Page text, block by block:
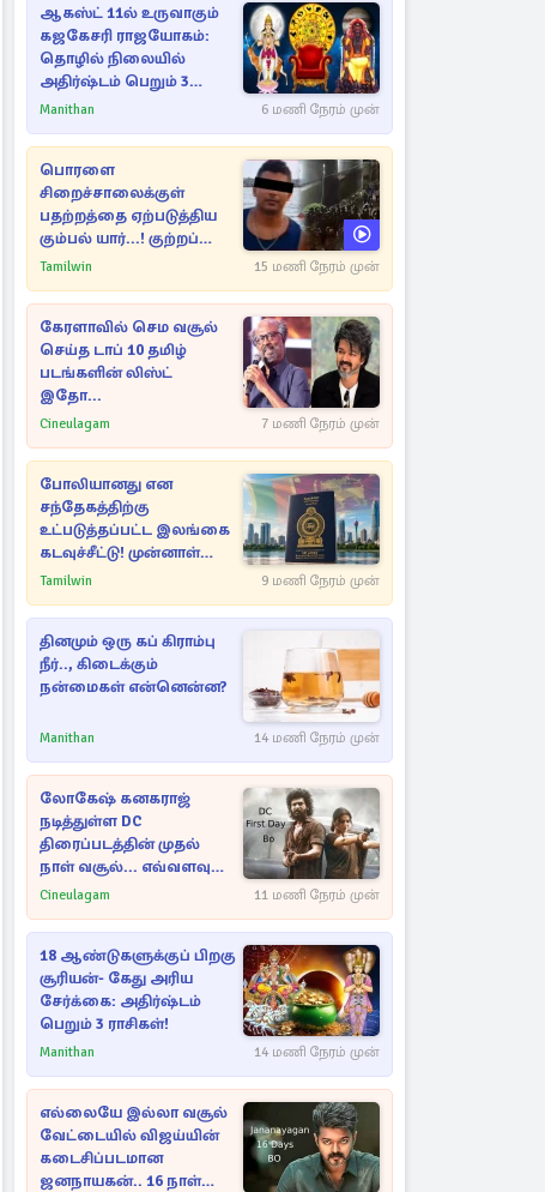
ஆகஸ்ட் 11ல் உருவாகும்
கஜகேசரி ராஜயோகம்:
தொழில் நிலையில்
அதிர்ஷ்டம் பெறும் 3
ராசிகள்!
Manithan 6 மணி நேரம் முன்
பொரளை
சிறைச்சாலைக்குள்
பதற்றத்தை ஏற்படுத்திய
கும்பல் யார்...! குற்றப்
பின்னணி தொடர்பில்
Tamilwin 15 மணி நேரம் முன்
கேரளாவில் செம வசூல்
செய்த டாப் 10 தமிழ்
படங்களின் லிஸ்ட்
இதோ...
Cineulagam 7 மணி நேரம் முன்
போலியானது என
சந்தேகத்திற்கு
உட்படுத்தப்பட்ட இலங்கை
கடவுச்சீட்டு! முன்னாள்
எம்.பிக்கு
சிக்கல்
Tamilwin 9 மணி நேரம் முன்
தினமும் ஒரு கப் கிராம்பு
நீர்.., கிடைக்கும்
நன்மைகள் என்னென்ன?
Manithan 14 மணி நேரம் முன்
லோகேஷ் கனகராஜ்
நடித்துள்ள DC
திரைப்படத்தின் முதல்
நாள் வசூல்... எவ்வளவு
தெரியுமா?
Cineulagam 11 மணி நேரம் முன்
18 ஆண்டுகளுக்குப் பிறகு
சூரியன்- கேது அரிய
சேர்க்கை: அதிர்ஷ்டம்
பெறும் 3 ராசிகள்!
Manithan 14 மணி நேரம் முன்
எல்லையே இல்லா வசூல்
வேட்டையில் விஜய்யின்
கடைசிப்படமான
ஜனநாயகன்.. 16 நாள்